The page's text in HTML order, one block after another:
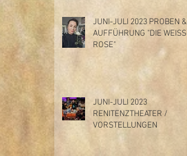
JUNI-JULI 2023 PROBEN &
AUFFÜHRUNG "DIE WEISSE
ROSE"
JUNI-JULI 2023
RENITENZTHEATER /
VORSTELLUNGEN